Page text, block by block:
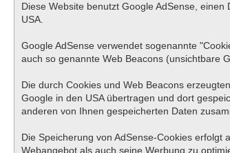
Diese Website benutzt Google AdSense,
USA.
Google AdSense verwendet sogenannte
auch so genannte Web Beacons (unsichtbare
Die durch Cookies und Web Beacons
Google in den USA übertragen und dort
anderen von Ihnen gespeicherten Daten
Die Speicherung von AdSense-Cookies erfolgt
Webangebot als auch seine Werbung zu